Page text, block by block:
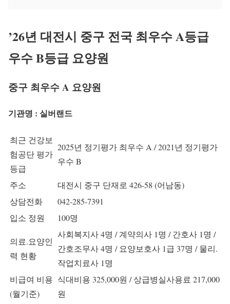
’26년 대전시 중구 전국 최우수 A등급
우수 B등급 요양원
중구 최우수 A 요양원
기관명 : 실버랜드
최근 건강보
험공단 평가
등급
2025년 정기평가 최우수 A / 2021년 정기평가
우수 B
주소
대전시 중구 단재로 426-58 (어남동)
상담전화
042-285-7391
입소 정원
100명
의료.요양인
력 현황
사회복지사 4명 / 계약의사 1명 / 간호사 1명 /
간호조무사 4명 / 요양보호사 1급 37명 / 물리.
작업치료사 1명
비급여 비용
(월기준)
식대비용 325,000원 / 상급병실사용료 217,000
원